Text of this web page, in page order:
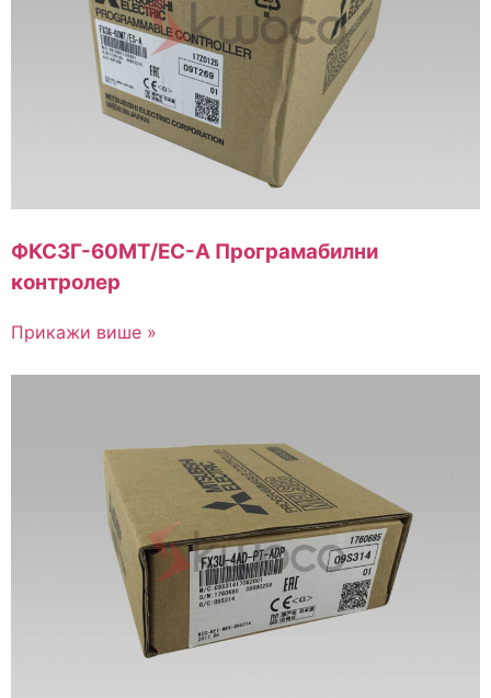
ФКС3Г-60МТ/ЕС-А Програмабилни
контролер
Прикажи више »